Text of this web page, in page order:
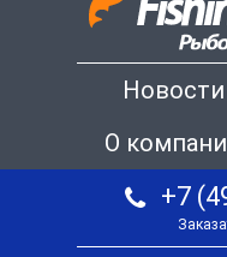
Новости
О
+7